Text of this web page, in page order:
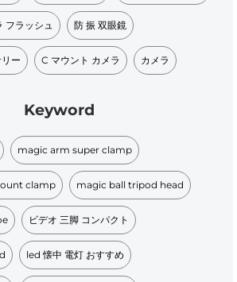
フラッシュ​ 防 振 双眼鏡​
ー C マウント カメラ カメラ
Keyword
magic arm super clamp
clamp magic ball tripod head
ビデオ 三脚 コンパクト
led 懐中 電灯 おすすめ